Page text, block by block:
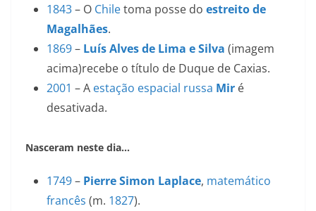
1843– O Chiletoma posse do estreito de
Magalhães.
1869– Luís Alves de Lima e Silva (imagem
acima)recebe o título de Duque de Caxias.
2001 – A estação espacial russa Mir é
desativada.
Nasceram neste dia…
1749– Pierre Simon Laplace, matemático
francês (m. 1827).